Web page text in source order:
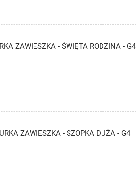
ZAWIESZKA - ŚWIĘTA RODZINA - G4
ZAWIESZKA - SZOPKA DUŻA - G4